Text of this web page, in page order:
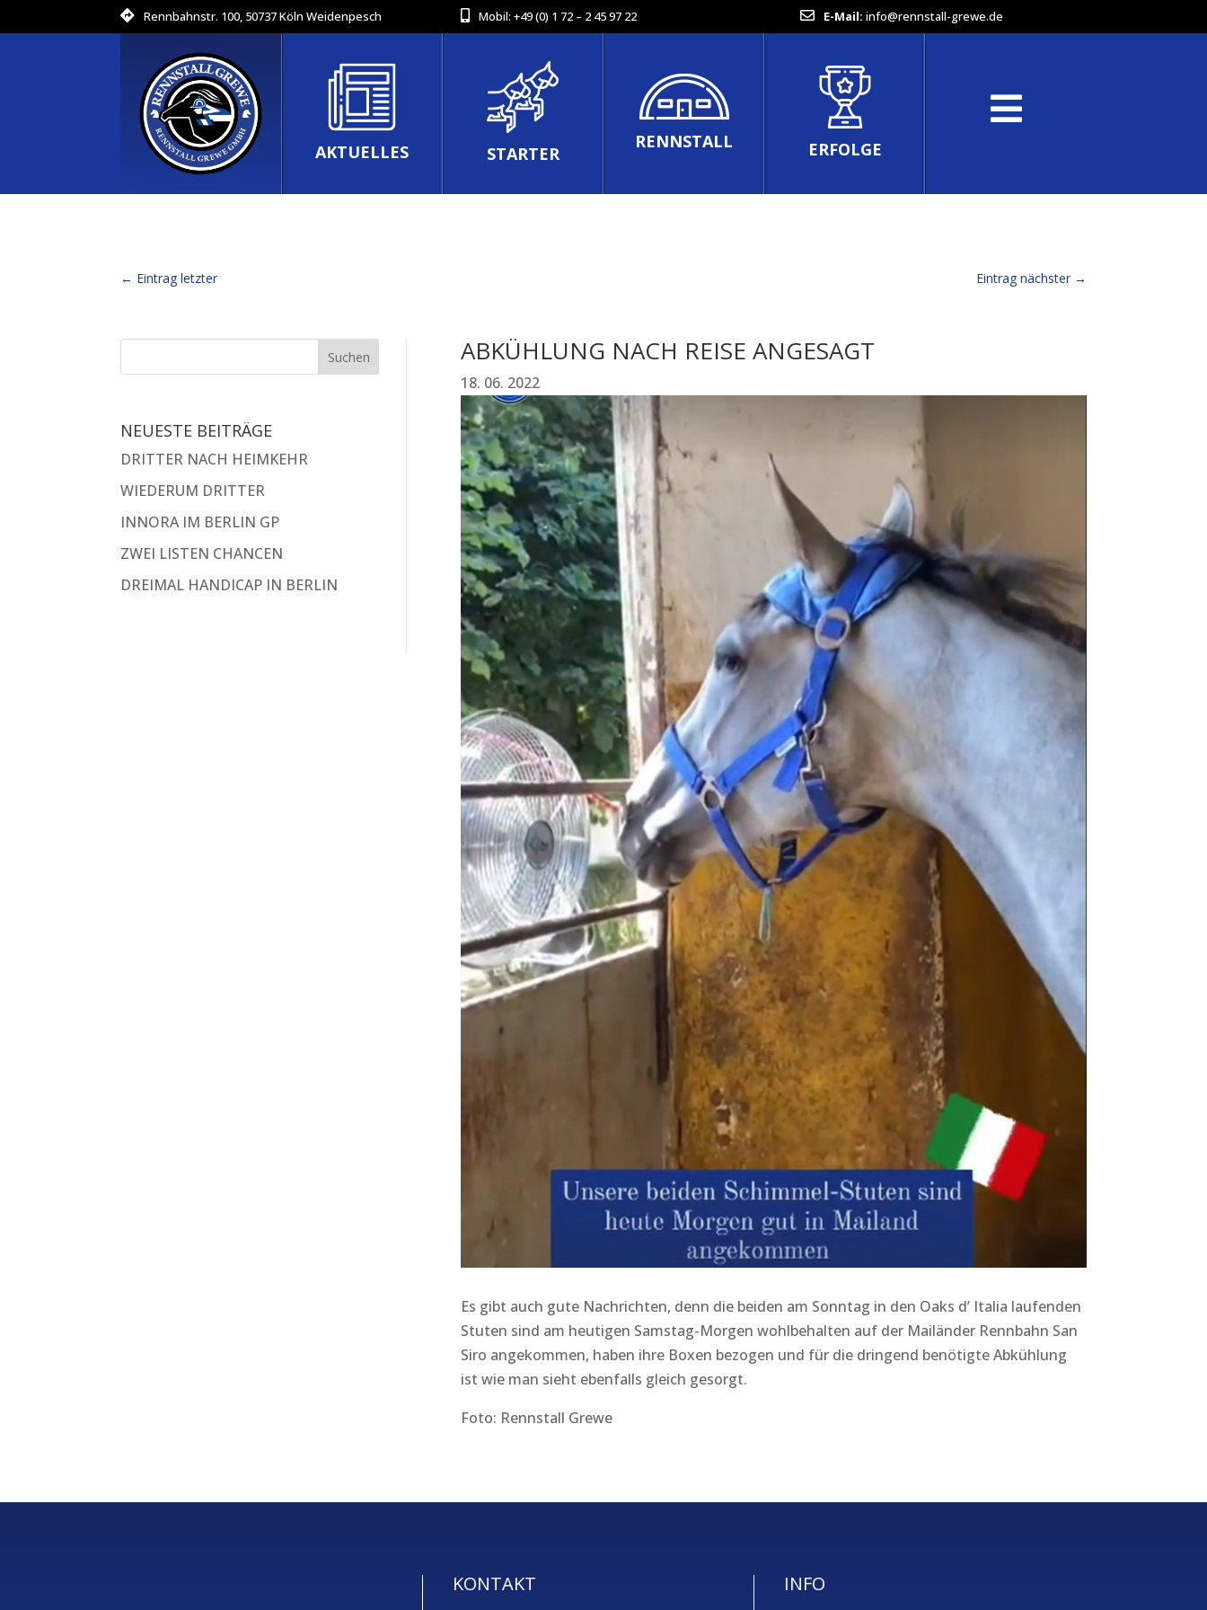
Rennbahnstr. 100, 50737 Köln Weidenpesch Mobil: +49 (0) 1 72 – 2 45 97 22 E-Mail: info@rennstall-grewe.de
AKTUELLES STARTER
RENNSTALL ERFOLGE
← Eintrag letzter Eintrag nächster→
NEUESTE BEITRÄGE
DRITTER NACH HEIMKEHR
WIEDERUM DRITTER
INNORA IM BERLIN GP
ZWEI LISTEN CHANCEN
DREIMAL HANDICAP IN BERLIN
ABKÜHLUNG NACH REISE ANGESAGT
18. 06. 2022
Es gibt auch gute Nachrichten, denn die beiden am Sonntag in den Oaks d’ Italia laufenden
Stuten sind am heutigen Samstag-Morgen wohlbehalten auf der Mailänder Rennbahn San
Siro angekommen, haben ihre Boxen bezogen und für die dringend benötigte Abkühlung
ist wie man sieht ebenfalls gleich gesorgt.
Foto: Rennstall Grewe
KONTAKT INFO